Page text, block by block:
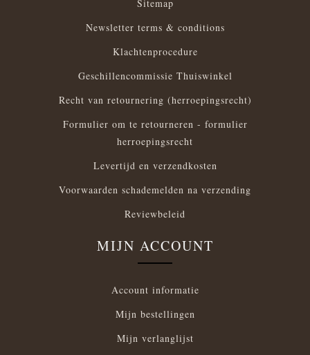
Sitemap
Newsletter terms & conditions
Klachtenprocedure
Geschillencommissie Thuiswinkel
Recht van retournering (herroepingsrecht)
Formulier om te retourneren - formulier
herroepingsrecht
Levertijd en verzendkosten
Voorwaarden schademelden na verzending
Reviewbeleid
MIJN ACCOUNT
Account informatie
Mijn bestellingen
Mijn verlanglijst